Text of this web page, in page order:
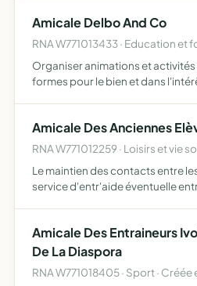
Amicale Delbo And Co
RNA W771013433 · Education et
Organiser animations et
formes pour le bien et dans
Amicale Des Anciennes
RNA W771012259 · Loisirs et vie
Le maintien des contacts entre
service d'entr'aide éventuelle
Amicale Des Entraineurs
De La Diaspora
RNA W771018405 · Sport · Créée